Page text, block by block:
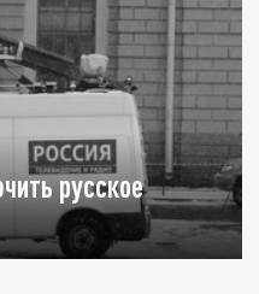
русское